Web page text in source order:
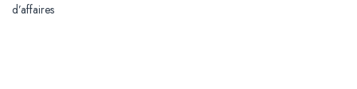
d’affaires